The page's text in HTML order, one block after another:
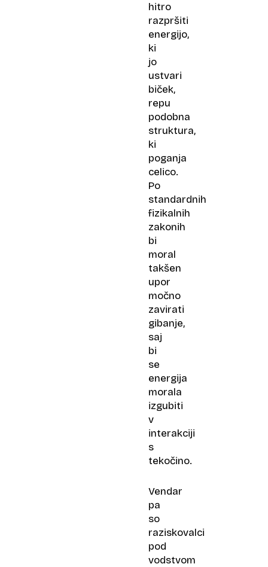
hitro
razpršiti
energijo,
ki
jo
ustvari
biček,
repu
podobna
struktura,
ki
poganja
celico.
Po
standardnih
fizikalnih
zakonih
bi
moral
takšen
upor
močno
zavirati
gibanje,
saj
bi
se
energija
morala
izgubiti
v
interakciji
s
tekočino.
Vendar
pa
so
raziskovalci
pod
vodstvom